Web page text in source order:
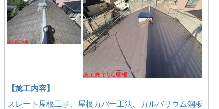
【施工内容】
スレート屋根工事、屋根カバー工法、ガルバリウム鋼板